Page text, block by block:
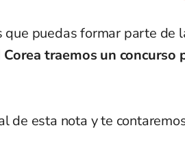
que puedas formar parte de
traemos un concurso
de esta nota y te